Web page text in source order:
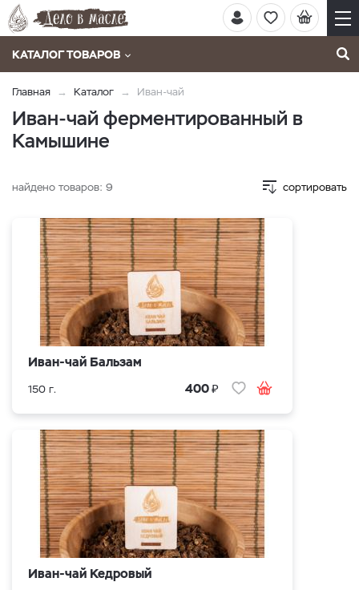
КАТАЛОГ ТОВАРОВ
Главная Каталог Иван-чай
Иван-чай ферментированный в
Камышине
найдено товаров: 9 сортировать
Иван-чай Бальзам
150 г. 400₽
Иван-чай Кедровый